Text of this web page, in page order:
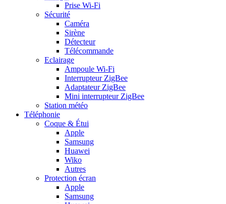
Prise Wi-Fi
Sécurité
Caméra
Sirène
Détecteur
Télécommande
Eclairage
Ampoule Wi-Fi
Interrupteur ZigBee
Adaptateur ZigBee
Mini interrupteur ZigBee
Station météo
Téléphonie
Coque & Étui
Apple
Samsung
Huawei
Wiko
Autres
Protection écran
Apple
Samsung